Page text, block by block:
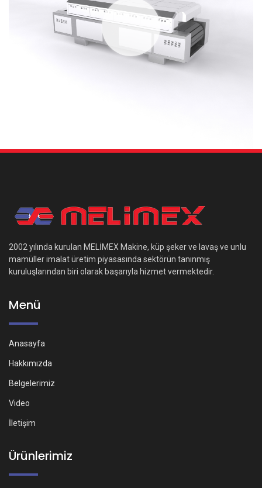
2002 yılında kurulan MELİMEX Makine, küp şeker ve lavaş ve unlu
mamüller imalat üretim piyasasında sektörün tanınmış
kuruluşlarından biri olarak başarıyla hizmet vermektedir.
Menü
Anasayfa
Hakkımızda
Belgelerimiz
Video
İletişim
Ürünlerimiz